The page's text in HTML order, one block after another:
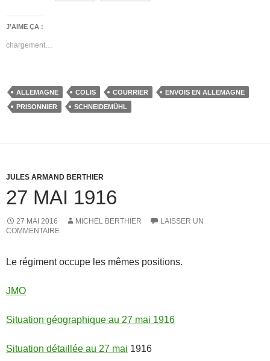
J’AIME ÇA :
chargement…
ALLEMAGNE COLIS COURRIER
ENVOIS EN ALLEMAGNE
PRISONNIER
SCHNEIDEMÜHL
JULES ARMAND BERTHIER
27 MAI 1916
27 MAI 2016 MICHEL BERTHIER
LAISSER UN
COMMENTAIRE
Le régiment occupe les mêmes positions.
JMO
Situation géographique au 27 mai 1916
Situation détaillée au 27 mai 1916